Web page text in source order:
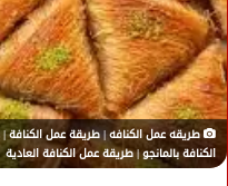
طريقه عمل الكنافه | طريقة عمل الكنافة
الكنافة بالمانجو | طريقة عمل الكنافة العادية